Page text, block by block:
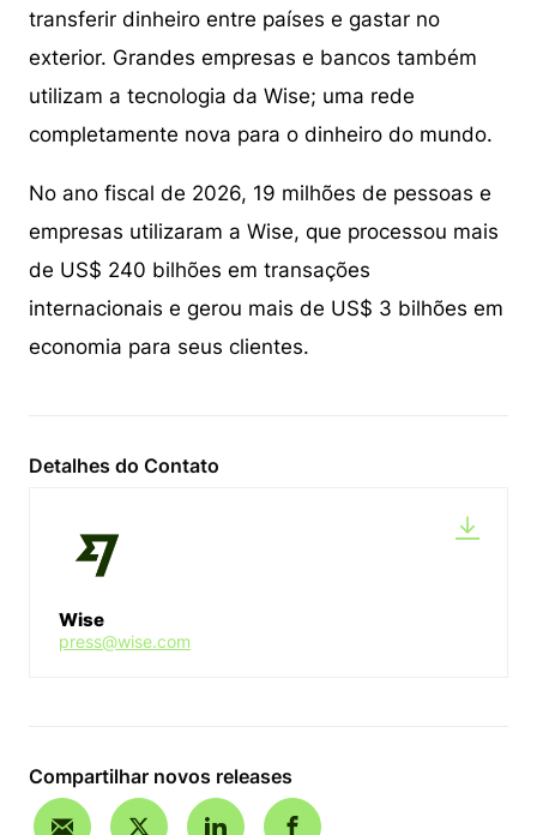
transferir dinheiro entre países e gastar no
exterior. Grandes empresas e bancos também
utilizam a tecnologia da Wise; uma rede
completamente nova para o dinheiro do mundo.
No ano fiscal de 2026, 19 milhões de pessoas e
empresas utilizaram a Wise, que processou mais
de US$ 240 bilhões em transações
internacionais e gerou mais de US$ 3 bilhões em
economia para seus clientes.
Detalhes do Contato
Wise
press@wise.com
Compartilhar novos releases